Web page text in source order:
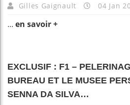
Gilles Gaignault 04 Jan
... en savoir +
EXCLUSIF : F1 –
BUREAU ET LE MUSEE
SENNA DA SILVA…